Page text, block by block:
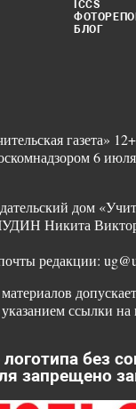
ICCS
БЛОГ
газета» 12+
6
дом
Никита
редакции:
ссылки на
без
запрещено